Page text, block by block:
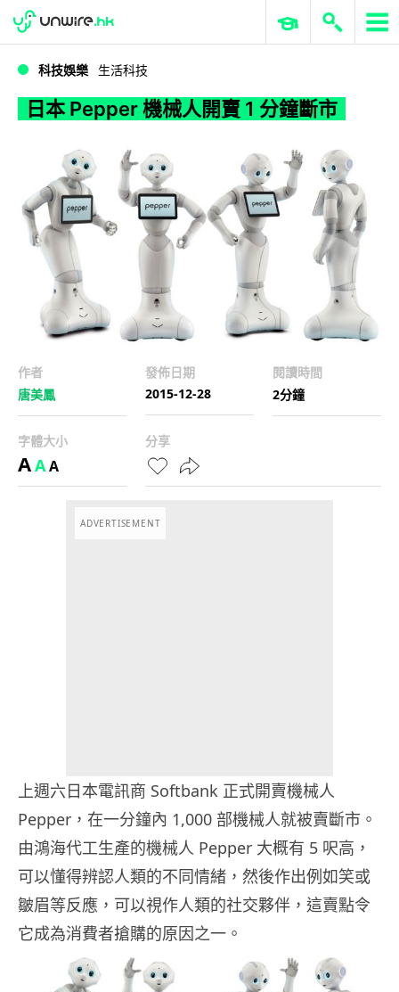
日本 Pepper 機械人開賣 1 分鐘斷市
WWDC 2026 ERP 與商業 AI
科技娛樂 生活科技
日本 Pepper 機械人開賣 1 分鐘斷市
作者
唐美鳳
發佈日期
2015-12-28
閱讀時間
2分鐘
字體大小
AAA
分享
ADVERTISEMENT
上週六日本電訊商 Softbank 正式開賣機械人
Pepper，在一分鐘內 1,000 部機械人就被賣斷市。
由鴻海代工生產的機械人 Pepper 大概有 5 呎高，
可以懂得辨認人類的不同情緒，然後作出例如笑或
皺眉等反應，可以視作人類的社交夥伴，這賣點令
它成為消費者搶購的原因之一。